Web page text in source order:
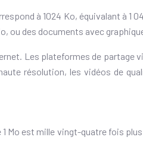
à 1024 Ko, équivalant à
ou des documents avec
Les plateformes de
résolution, les vidéos de
Mo est mille vingt-quatre fois